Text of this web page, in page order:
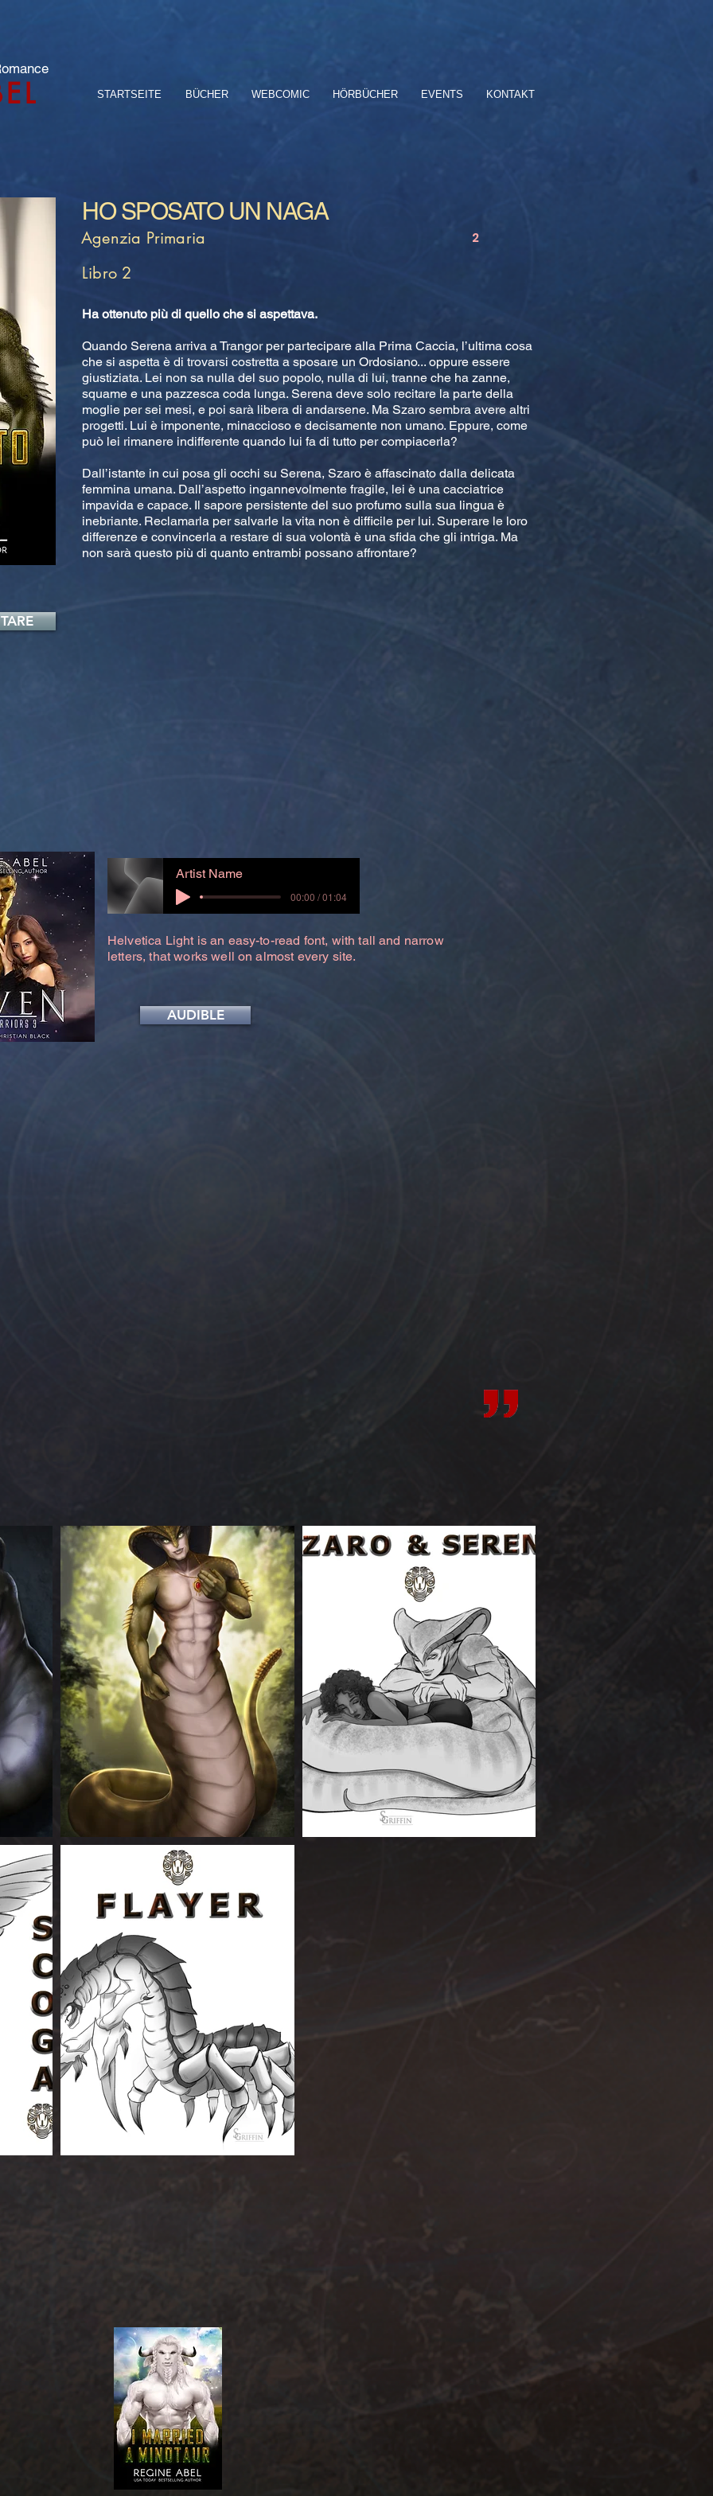
STARTSEITE BÜCHER WEBCOMIC HÖRBÜCHER EVENTS KONTAKT
HO SPOSATO UN NAGA
Agenzia Primaria 2
Libro 2
Ha ottenuto più di quello che si aspettava.
Quando Serena arriva a Trangor per partecipare alla Prima Caccia, l’ultima cosa
che si aspetta è di trovarsi costretta a sposare un Ordosiano... oppure essere
giustiziata. Lei non sa nulla del suo popolo, nulla di lui, tranne che ha zanne,
squame e una pazzesca coda lunga. Serena deve solo recitare la parte della
moglie per sei mesi, e poi sarà libera di andarsene. Ma Szaro sembra avere altri
progetti. Lui è imponente, minaccioso e decisamente non umano. Eppure, come
può lei rimanere indifferente quando lui fa di tutto per compiacerla?
Dall’istante in cui posa gli occhi su Serena, Szaro è affascinato dalla delicata
femmina umana. Dall’aspetto ingannevolmente fragile, lei è una cacciatrice
impavida e capace. Il sapore persistente del suo profumo sulla sua lingua è
inebriante. Reclamarla per salvarle la vita non è difficile per lui. Superare le loro
differenze e convincerla a restare di sua volontà è una sfida che gli intriga. Ma
non sarà questo più di quanto entrambi possano affrontare?
Artist Name
00:00 / 01:04
Helvetica Light is an easy-to-read font, with tall and narrow
letters, that works well on almost every site.
AUDIBLE